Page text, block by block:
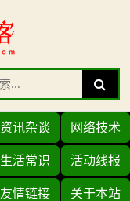
Search
资讯杂谈 网络技术
生活常识 活动线报
友情链接 关于本站